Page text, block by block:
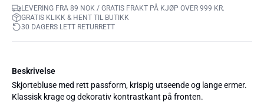
LEVERING FRA 89 NOK / GRATIS FRAKT PÅ KJØP OVER 999 KR.
GRATIS KLIKK & HENT TIL BUTIKK
30 DAGERS LETT RETURRETT
Beskrivelse
Skjortebluse med rett passform, krispig utseende og lange ermer.
Klassisk krage og dekorativ kontrastkant på fronten.